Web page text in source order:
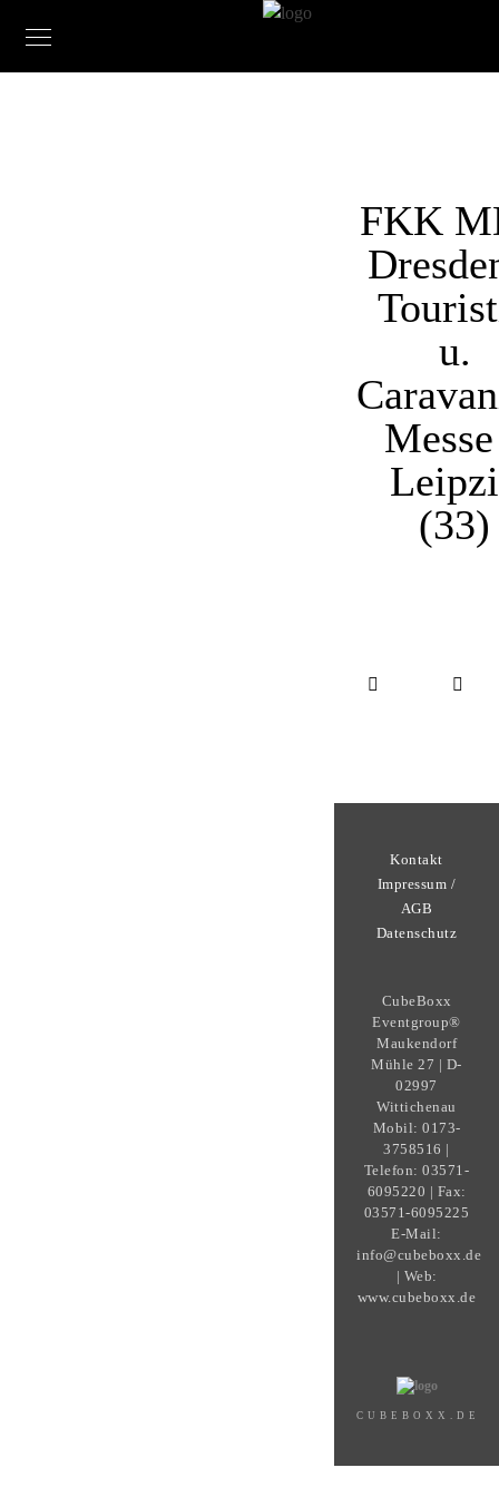
FKK
u.
(33)
Kontakt
Impressum /
AGB
Datenschutz
CubeBoxx
Eventgroup®
Maukendorf
Mühle 27 | D-
02997
Wittichenau
Mobil: 0173-
3758516 |
Telefon: 03571-
6095220 | Fax:
03571-6095225
E-Mail:
info@cubeboxx.de
| Web:
www.cubeboxx.de
CUBEBOXX.DE